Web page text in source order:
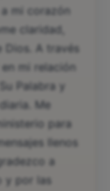
mi corazón
claridad,
Dios. A través
mi relación
Palabra y
Me
para
llenos
a
y por las